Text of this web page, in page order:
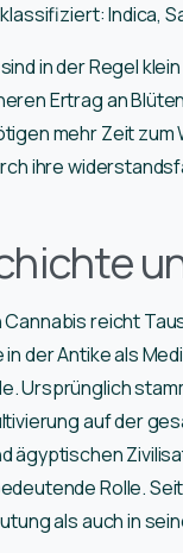
Indica,
in der Regel
Ertrag an
mehr Zeit
ihre
Cannabis reicht
der Antike als
Ursprünglich
auf der
ägyptischen
Rolle.
als auch in